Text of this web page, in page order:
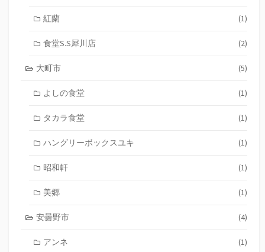
紅蘭 (1)
食堂S.S犀川店 (2)
大町市 (5)
よしの食堂 (1)
タカラ食堂 (1)
ハングリーボックスユキ (1)
昭和軒 (1)
美郷 (1)
安曇野市 (4)
アンネ (1)